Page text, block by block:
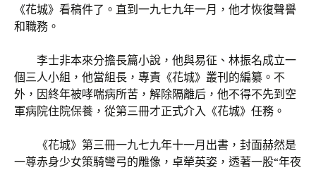
《花城》看稿件了。直到一九七九年一月，他才恢復聲譽
和職務。
李士非本來分擔長篇小說，他與易征、林振名成立一
個三人小組，他當組長，專責《花城》叢刊的編纂。不
外，因終年被哮喘病所苦，解除隔離后，他不得不先到空
軍病院住院保養，從第三冊才正式介入《花城》任務。
《花城》第三冊一九七九年十一月出書，封面赫然是
一尊赤身少女策騎彎弓的雕像，卓犖英姿，透著一股“年夜